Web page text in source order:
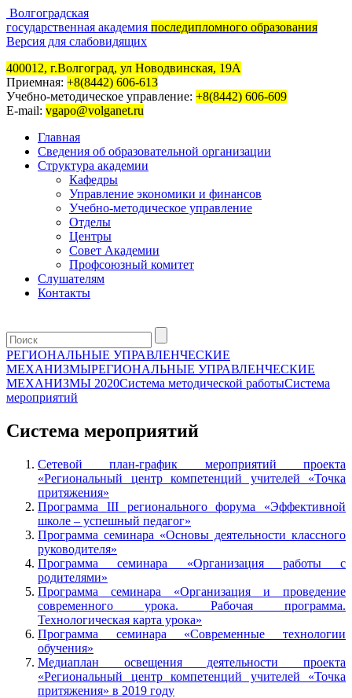
Волгоградская
государственная академия последипломного образования
Версия для слабовидящих
400012, г.Волгоград, ул Новодвинская, 19А
Приемная: +8(8442) 606-613
Учебно-методическое управление: +8(8442) 606-609
E-mail: vgapo@volganet.ru
Главная
Сведения об образовательной организации
Структура академии
Кафедры
Управление экономики и финансов
Учебно-методическое управление
Отделы
Центры
Совет Академии
Профсоюзный комитет
Слушателям
Контакты
РЕГИОНАЛЬНЫЕ УПРАВЛЕНЧЕСКИЕ
МЕХАНИЗМЫРЕГИОНАЛЬНЫЕ УПРАВЛЕНЧЕСКИЕ
МЕХАНИЗМЫ 2020Система методической работыСистема
мероприятий
Система мероприятий
Сетевой план-график мероприятий проекта
«Региональный центр компетенций учителей «Точка
притяжения»
Программа III регионального форума «Эффективной
школе – успешный педагог»
Программа семинара «Основы деятельности классного
руководителя»
Программа семинара «Организация работы с
родителями»
Программа семинара «Организация и проведение
современного урока. Рабочая программа.
Технологическая карта урока»
Программа семинара «Современные технологии
обучения»
Медиаплан освещения деятельности проекта
«Региональный центр компетенций учителей «Точка
притяжения» в 2019 году